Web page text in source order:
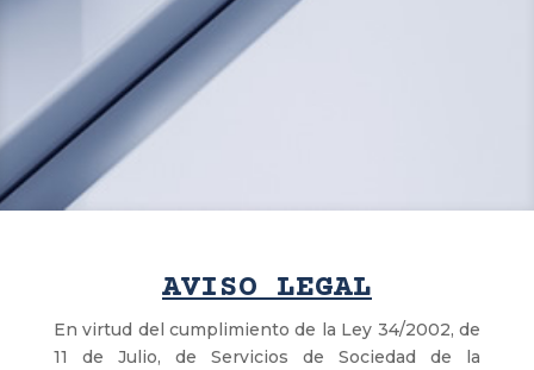
AVISO LEGAL
En virtud del cumplimiento de la Ley 34/2002, de
11 de Julio, de Servicios de Sociedad de la